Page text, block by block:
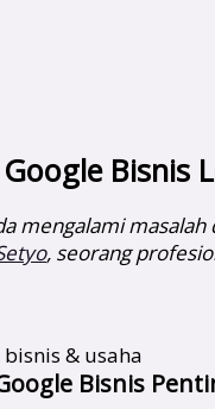
Bisnis
mengalami
, seorang
Bisnis